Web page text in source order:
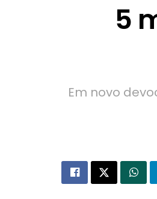
5
Em novo